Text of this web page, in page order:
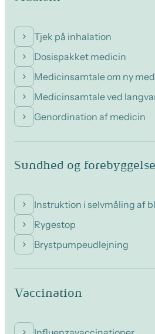
Tjek på inhalation
Dosispakket medicin
Medicinsamtale om ny
Medicinsamtale ved
Genordination af medicin
Sundhed og forebyggelse
Instruktion i selvmåling af
Rygestop
Brystpumpeudlejning
Vaccination